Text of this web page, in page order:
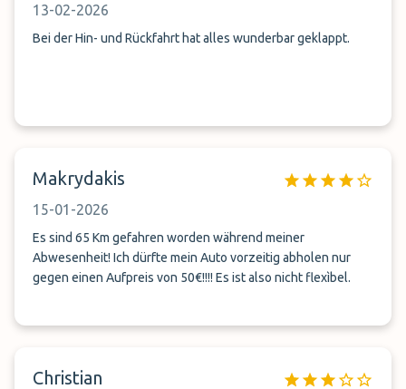
freundlich und hilfsbereit.
13-02-2026
Bei der Hin- und Rückfahrt hat alles wunderbar geklappt.
Makrydakis
15-01-2026
Es sind 65 Km gefahren worden während meiner
Abwesenheit! Ich dürfte mein Auto vorzeitig abholen nur
gegen einen Aufpreis von 50€!!!! Es ist also nicht flexìbel.
Christian